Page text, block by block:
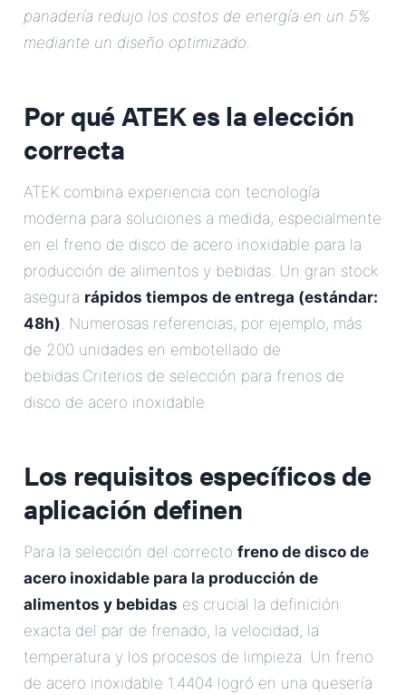
panadería redujo los costos de energía en un 5%
mediante un diseño optimizado.
Por qué ATEK es la elección
correcta
ATEK combina experiencia con tecnología
moderna para soluciones a medida, especialmente
en el freno de disco de acero inoxidable para la
producción de alimentos y bebidas. Un gran stock
asegura rápidos tiempos de entrega (estándar:
48h). Numerosas referencias, por ejemplo, más
de 200 unidades en embotellado de
bebidas.Criterios de selección para frenos de
disco de acero inoxidable
Los requisitos específicos de
aplicación definen
Para la selección del correcto freno de disco de
acero inoxidable para la producción de
alimentos y bebidas es crucial la definición
exacta del par de frenado, la velocidad, la
temperatura y los procesos de limpieza. Un freno
de acero inoxidable 1.4404 logró en una quesería